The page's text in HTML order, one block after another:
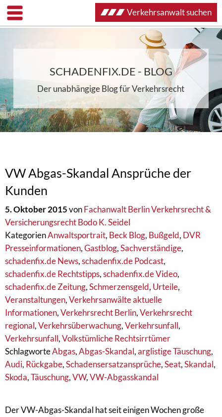
SCHADENFIX.DE - BLOG
Der unabhängige Blog für Verkehrsrecht
VW Abgas-Skandal Ansprüche der
Kunden
5. Oktober 2015vonFachanwalt Berlin Verkehrsrecht &
Versicherungsrecht Bodo K. Seidel
KategorienAnwaltsportrait, Beck Blog, Bußgeld, DVR
Presseinformationen,Gastblog,Sachverständige,
schadenfix.de News,schadenfix.de Podcast,
schadenfix.de Rechtstipps,schadenfix.de Video,
schadenfix.de Zeitung,Schmerzensgeld, Urteile,
Veranstaltungen,Verkehrsanwälte aktuelle
Informationen,Verkehrsrecht Berlin,Verkehrsrecht
regional,Verkehrsüberwachung,Verkehrsunfall,
Verkehrsunfall,Volkstümliche Rechtsirrtümer
SchlagworteAbgas,Abgas-Skandal,arglistige Täuschung,
Audi, Rückgabe,Schadensersatzansprüche,Seat,Skandal,
Skoda,Täuschung,VW,VW-Abgasskandal
Der VW-Abgas-Skandal hat seit einigen Wochen große
Verkehrsanwalt suchen